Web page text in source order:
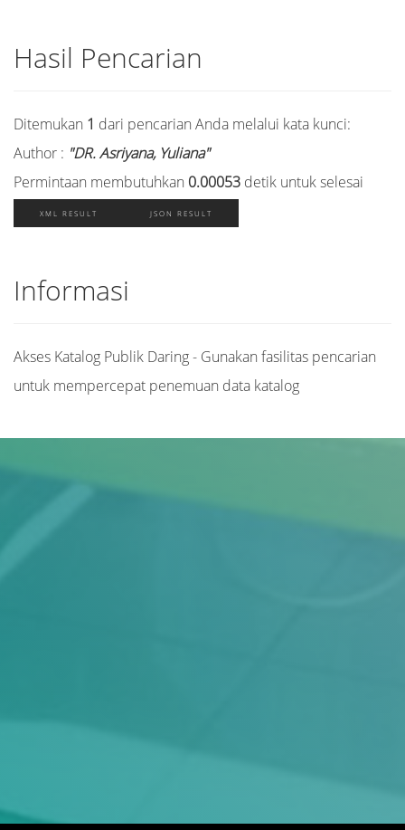
Hasil Pencarian
Ditemukan 1 dari pencarian Anda melalui kata kunci:
Author : "DR. Asriyana, Yuliana"
Permintaan membutuhkan 0.00053 detik untuk selesai
XML RESULT JSON RESULT
Informasi
Akses Katalog Publik Daring - Gunakan fasilitas pencarian
untuk mempercepat penemuan data katalog
GMD